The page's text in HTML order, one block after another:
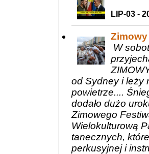
LIP-03 -
W
od Sydney i leży
powietrze....
dodało dużo
Zimowego
Wielokulturową
tanecznych,
perkusyjnej i